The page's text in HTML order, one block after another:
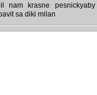
nam krasne
sa diki milan